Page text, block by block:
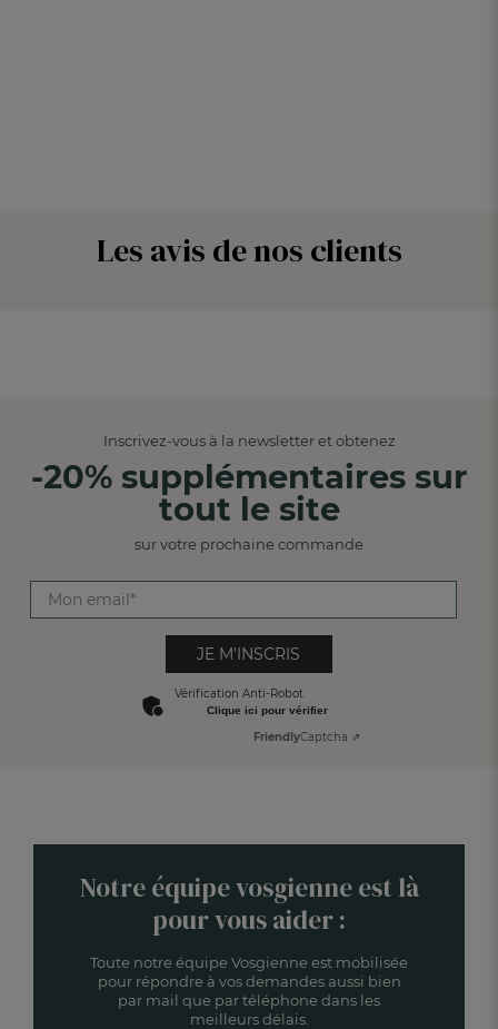
Les avis de nos clients
Inscrivez-vous à la newsletter et obtenez
-20% supplémentaires sur
tout le site
sur votre prochaine commande
JE M'INSCRIS
Vérification Anti-Robot
Clique ici pour vérifier
FriendlyCaptcha ⇗
Notre équipe vosgienne est là
pour vous aider :
Toute notre équipe Vosgienne est mobilisée
pour répondre à vos demandes aussi bien
par mail que par téléphone dans les
meilleurs délais.